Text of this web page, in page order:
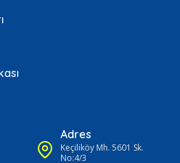
Adres
Keçiliköy Mh. 5601 Sk.
No:4/3